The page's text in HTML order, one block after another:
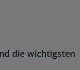
die wichtigsten